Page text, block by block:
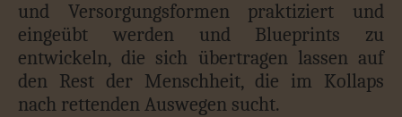
und Versorgungsformen praktiziert und
eingeübt werden und Blueprints zu
entwickeln, die sich übertragen lassen auf
den Rest der Menschheit, die im Kollaps
nach rettenden Auswegen sucht.